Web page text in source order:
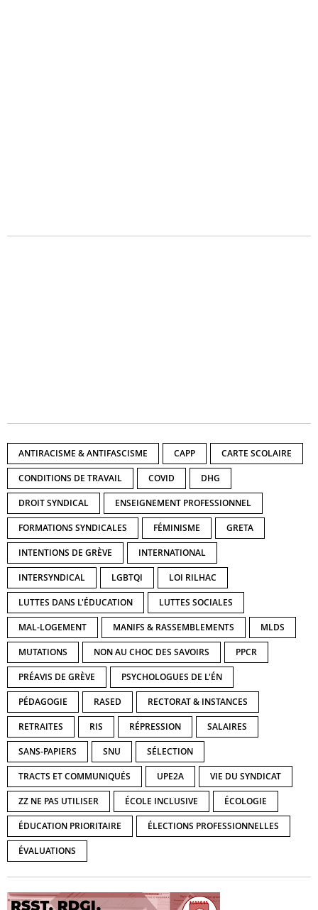
ANTIRACISME & ANTIFASCISME CAPP CARTE SCOLAIRE
CONDITIONS DE TRAVAIL COVID DHG
DROIT SYNDICAL ENSEIGNEMENT PROFESSIONNEL
FORMATIONS SYNDICALES FÉMINISME GRETA
INTENTIONS DE GRÈVE INTERNATIONAL
INTERSYNDICAL LGBTQI LOI RILHAC
LUTTES DANS L'ÉDUCATION LUTTES SOCIALES
MAL-LOGEMENT MANIFS & RASSEMBLEMENTS MLDS
MUTATIONS NON AU CHOC DES SAVOIRS PPCR
PRÉAVIS DE GRÈVE PSYCHOLOGUES DE L'ÉN
PÉDAGOGIE RASED RECTORAT & INSTANCES
RETRAITES RIS RÉPRESSION SALAIRES
SANS-PAPIERS SNU SÉLECTION
TRACTS ET COMMUNIQUÉS UPE2A VIE DU SYNDICAT
ZZ NE PAS UTILISER ÉCOLE INCLUSIVE ÉCOLOGIE
ÉDUCATION PRIORITAIRE ÉLECTIONS PROFESSIONNELLES
ÉVALUATIONS